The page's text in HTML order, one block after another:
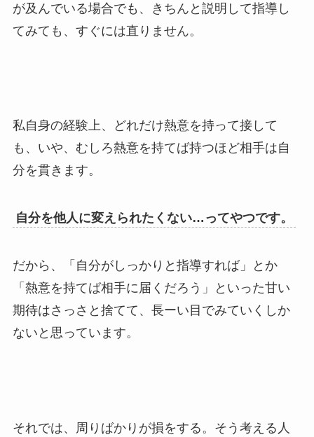
が及んでいる場合でも、きちんと説明して指導し
てみても、すぐには直りません。
私自身の経験上、どれだけ熱意を持って接して
も、いや、むしろ熱意を持てば持つほど相手は自
分を貫きます。
自分を他人に変えられたくない…ってやつです。
だから、「自分がしっかりと指導すれば」とか
「熱意を持てば相手に届くだろう」といった甘い
期待はさっさと捨てて、長ーい目でみていくしか
ないと思っています。
それでは、周りばかりが損をする。そう考える人